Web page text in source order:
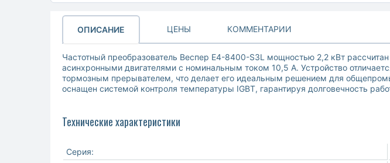
ОПИСАНИЕ ЦЕНЫ КОММЕНТАРИИ
Частотный преобразователь Веспер E4-8400-S3L мощностью 2,2 кВт
асинхронными двигателями с номинальным током 10,5 А. Устройство
тормозным прерывателем, что делает его идеальным решением для
оснащен системой контроля температуры IGBT, гарантируя долговечность
Технические характеристики
Серия: